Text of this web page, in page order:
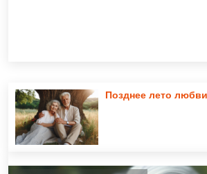
Позднее лето любви